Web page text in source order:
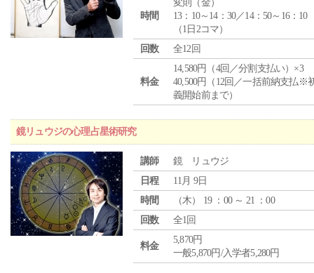
時間
変則（金）
13：10～14：30／14：50～16：10
（1日2コマ）
回数
全12回
料金
14,580円（4回／分割支払い）×3
40,500円（12回／一括前納支払※
義開始前まで）
鏡リュウジの心理占星術研究
講師
鏡 リュウジ
日程
11月 9日
時間
（木） 19 ：00 ～ 21 ：00
回数
全1回
料金
5,870円
一般5,870円/入学者5,280円